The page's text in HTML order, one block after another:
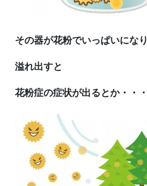
その器が花粉でいっぱいになり
溢れ出すと
花粉症の症状が出るとか・・・